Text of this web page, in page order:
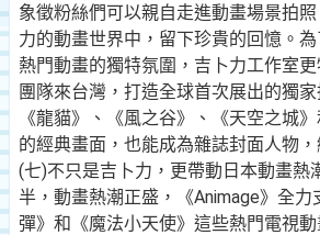
象徵粉絲們可以親自走進動畫場景拍
力的動畫世界中，留下珍貴的回憶。
熱門動畫的獨特氛圍，吉卜力工作室
團隊來台灣，打造全球首次展出的獨
《龍貓》、《風之谷》、《天空之城》
的經典畫面，也能成為雜誌封面人物，
(七)不只是吉卜力，更帶動日本動畫熱
半，動畫熱潮正盛，《Animage》全力
彈》和《魔法小天使》這些熱門電視